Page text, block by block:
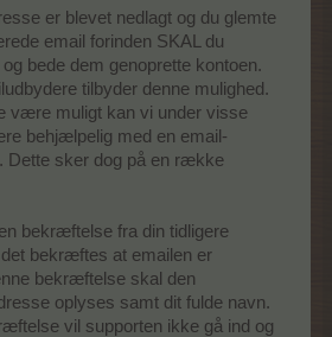
er blevet nedlagt og du glemte
email forinden SKAL du
bede dem genoprette kontoen.
tilbyder denne mulighed.
være muligt kan vi under visse
behjælpelig med en email-
Dette sker dog på en række
bekræftelse fra din tidligere
bekræftes at emailen er
bekræftelse skal den
oplyses samt dit fulde navn.
vil supporten ikke gå ind og